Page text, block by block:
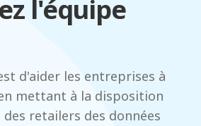
l'équipe
d'aider les entreprises à
mettant à la disposition
retailers des données